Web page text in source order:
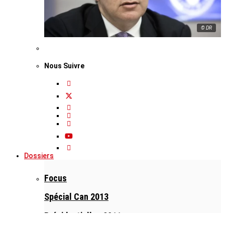
© DR
Nous Suivre
Dossiers
Focus
Spécial Can 2013
Présidentielles 2011